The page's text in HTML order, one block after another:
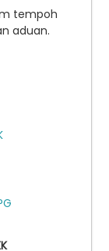
tempoh
aduan.